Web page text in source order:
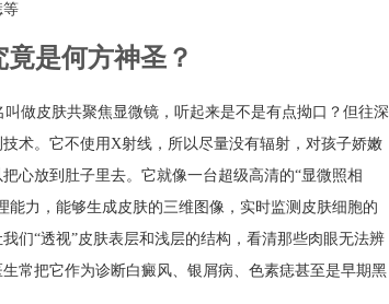
等
是何方神圣？
做皮肤共聚焦显微镜，听起来是不是有点拗口？但往深
术。它不使用X射线，所以尽量没有辐射，对孩子娇嫩
心放到肚子里去。它就像一台超级高清的“显微照相
力，能够生成皮肤的三维图像，实时监测皮肤细胞的
们“透视”皮肤表层和浅层的结构，看清那些肉眼无法辨
常把它作为诊断白癜风、银屑病、色素痣甚至是早期黑